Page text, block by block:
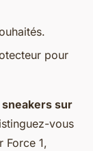
pour
sur
vous
Force 1,